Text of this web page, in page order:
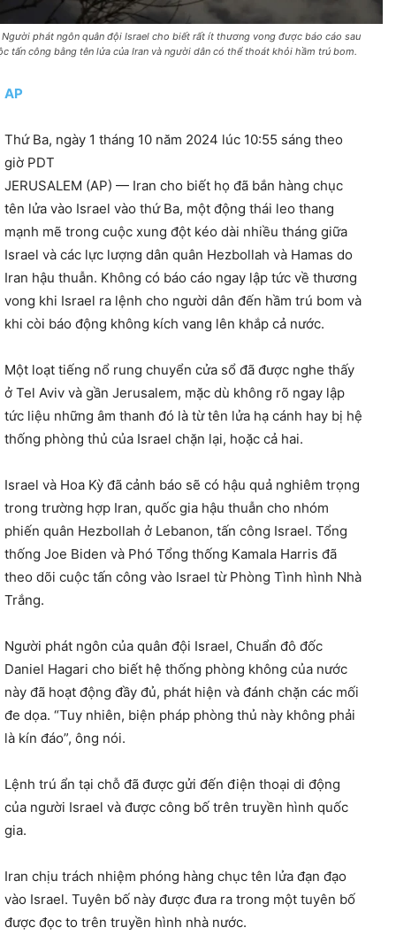
Người phát ngôn quân đội Israel cho biết rất ít thương vong được báo cáo sau
tấn công bằng tên lửa của Iran và người dân có thể thoát khỏi hầm trú bom.
AP
Thứ Ba, ngày 1 tháng 10 năm 2024 lúc 10:55 sáng theo
giờ PDT
JERUSALEM (AP) — Iran cho biết họ đã bắn hàng chục
tên lửa vào Israel vào thứ Ba, một động thái leo thang
mạnh mẽ trong cuộc xung đột kéo dài nhiều tháng giữa
Israel và các lực lượng dân quân Hezbollah và Hamas do
Iran hậu thuẫn. Không có báo cáo ngay lập tức về thương
vong khi Israel ra lệnh cho người dân đến hầm trú bom và
khi còi báo động không kích vang lên khắp cả nước.
Một loạt tiếng nổ rung chuyển cửa sổ đã được nghe thấy
ở Tel Aviv và gần Jerusalem, mặc dù không rõ ngay lập
tức liệu những âm thanh đó là từ tên lửa hạ cánh hay bị hệ
thống phòng thủ của Israel chặn lại, hoặc cả hai.
Israel và Hoa Kỳ đã cảnh báo sẽ có hậu quả nghiêm trọng
trong trường hợp Iran, quốc gia hậu thuẫn cho nhóm
phiến quân Hezbollah ở Lebanon, tấn công Israel. Tổng
thống Joe Biden và Phó Tổng thống Kamala Harris đã
theo dõi cuộc tấn công vào Israel từ Phòng Tình hình Nhà
Trắng.
Người phát ngôn của quân đội Israel, Chuẩn đô đốc
Daniel Hagari cho biết hệ thống phòng không của nước
này đã hoạt động đầy đủ, phát hiện và đánh chặn các mối
đe dọa. “Tuy nhiên, biện pháp phòng thủ này không phải
là kín đáo”, ông nói.
Lệnh trú ẩn tại chỗ đã được gửi đến điện thoại di động
của người Israel và được công bố trên truyền hình quốc
gia.
Iran chịu trách nhiệm phóng hàng chục tên lửa đạn đạo
vào Israel. Tuyên bố này được đưa ra trong một tuyên bố
được đọc to trên truyền hình nhà nước.